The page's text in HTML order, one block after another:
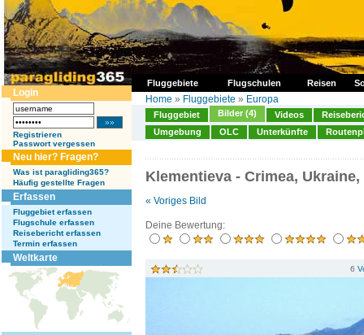
Fluggebiete Flugschulen Reisen
Login
Registrieren
Passwort vergessen
Neu hier? Fragen?
Was ist paragliding365?
Häufig gestellte Fragen
Erfassen
Fluggebiet erfassen
Flugschule erfassen
Reisebericht erfassen
Termin erfassen
Weltkarte
Home » Fluggebiete » Europa
Fluggebiet Bilder (4) Videos
Umgebung
OLC Unterkünfte
Klementieva - Crimea, Ukraine,
« Voriges Bild
Deine Bewertung:
6